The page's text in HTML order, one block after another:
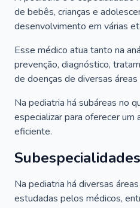
de bebês, crianças e
desenvolvimento em várias
Esse médico atua tanto na
prevenção, diagnóstico,
de doenças de diversas áreas
Na pediatria há subáreas no
especializar para oferecer
eficiente.
Na pediatria há diversas
estudadas pelos médicos,